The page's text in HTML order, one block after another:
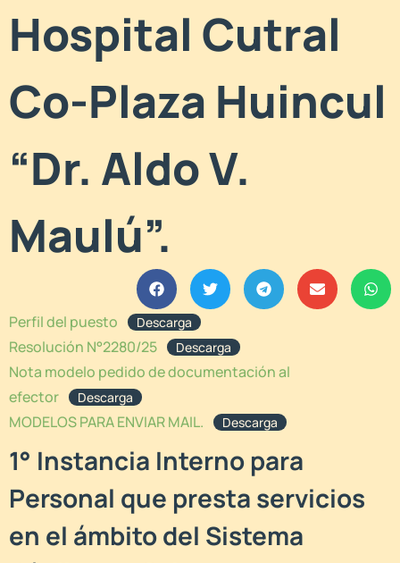
Hospital Cutral
Co-Plaza Huincul
“Dr. Aldo V.
Maulú”.
Perfil del puesto Descarga
Resolución N°2280/25 Descarga
Nota modelo pedido de documentación al
efector
Descarga
MODELOS PARA ENVIAR MAIL. Descarga
1° Instancia Interno para
Personal que presta servicios
en el ámbito del Sistema